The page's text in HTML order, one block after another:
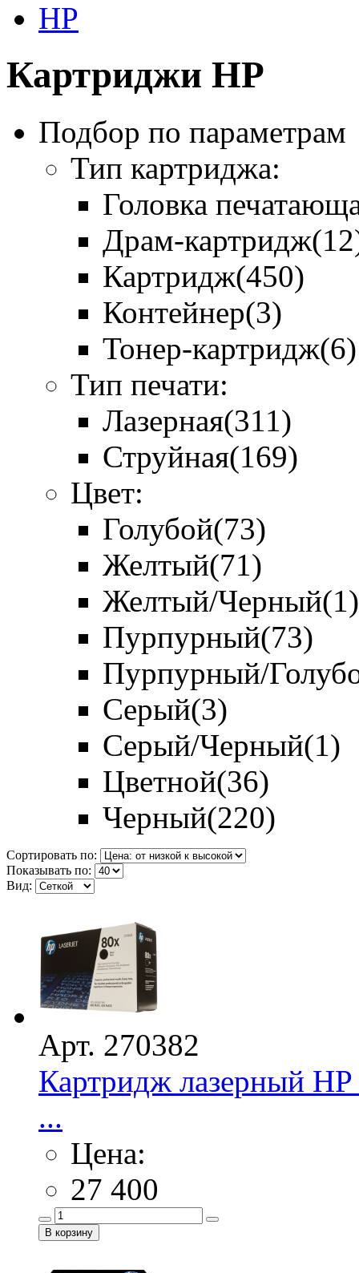
HP
Картриджи HP
Подбор по параметрам
Тип картриджа:
Головка
Драм-картридж
Картридж(450)
Контейнер(3)
Тонер-картридж(6)
Тип печати:
Лазерная(311)
Струйная(169)
Цвет:
Голубой(73)
Желтый(71)
Желтый/Черный(1)
Пурпурный(73)
Пурпурный/
Серый(3)
Серый/Черный(1)
Цветной(36)
Черный(220)
Сортировать по:
Показывать по:
Вид:
Арт. 270382
Картридж лазерный
...
Цена:
27 400